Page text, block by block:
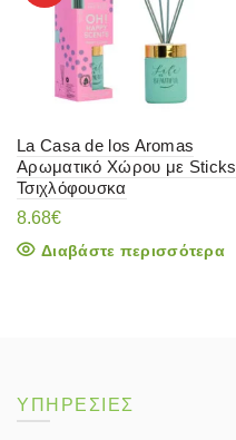
La Casa de los Aromas
Αρωματικό Χώρου με Sticks
Τσιχλόφουσκα
8.68€
Διαβάστε περισσότερα
ΥΠΗΡΕΣΙΕΣ